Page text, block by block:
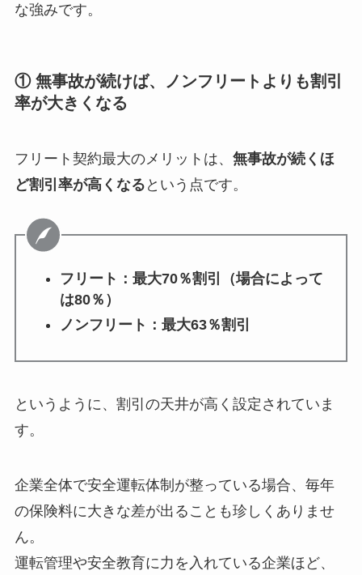
な強みです。
① 無事故が続けば、ノンフリートよりも割引
率が大きくなる
フリート契約最大のメリットは、 無事故が続くほ
ど割引率が高くなる という点です。
フリート：最大70％割引（場合によって
は80％）
ノンフリート：最大63％割引
というように、割引の天井が高く設定されていま
す。
企業全体で安全運転体制が整っている場合、毎年
の保険料に大きな差が出ることも珍しくありませ
ん。
運転管理や安全教育に力を入れている企業ほど、